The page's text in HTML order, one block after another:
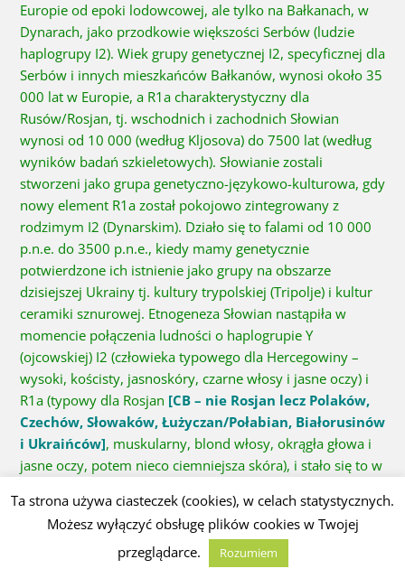
Europie od epoki lodowcowej, ale tylko na Bałkanach, w
Dynarach, jako przodkowie większości Serbów (ludzie
haplogrupy I2). Wiek grupy genetycznej I2, specyficznej dla
Serbów i innych mieszkańców Bałkanów, wynosi około 35
000 lat w Europie, a R1a charakterystyczny dla
Rusów/Rosjan, tj. wschodnich i zachodnich Słowian
wynosi od 10 000 (według Kljosova) do 7500 lat (według
wyników badań szkieletowych). Słowianie zostali
stworzeni jako grupa genetyczno-językowo-kulturowa, gdy
nowy element R1a został pokojowo zintegrowany z
rodzimym I2 (Dynarskim). Działo się to falami od 10 000
p.n.e. do 3500 p.n.e., kiedy mamy genetycznie
potwierdzone ich istnienie jako grupy na obszarze
dzisiejszej Ukrainy tj. kultury trypolskiej (Tripolje) i kultur
ceramiki sznurowej. Etnogeneza Słowian nastąpiła w
momencie połączenia ludności o haplogrupie Y
(ojcowskiej) I2 (człowieka typowego dla Hercegowiny –
wysoki, kościsty, jasnoskóry, czarne włosy i jasne oczy) i
R1a (typowy dla Rosjan [CB – nie Rosjan lecz Polaków,
Czechów, Słowaków, Łużyczan/Połabian, Białorusinów
i Ukraińców], muskularny, blond włosy, okrągła głowa i
jasne oczy, potem nieco ciemniejsza skóra), i stało się to w
liczne dowody archeologiczne, genetyczne i
antropologiczne. Z archeologicznego punktu widzenia
szczegółowe odpowiedzi na pytanie jak do tego doszło
Ta strona używa ciasteczek (cookies), w celach statystycznych.
Możesz wyłączyć obsługę plików cookies w Twojej
przeglądarce.
Rozumiem